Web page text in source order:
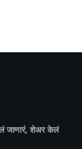
जाणारं, शेअर केलं